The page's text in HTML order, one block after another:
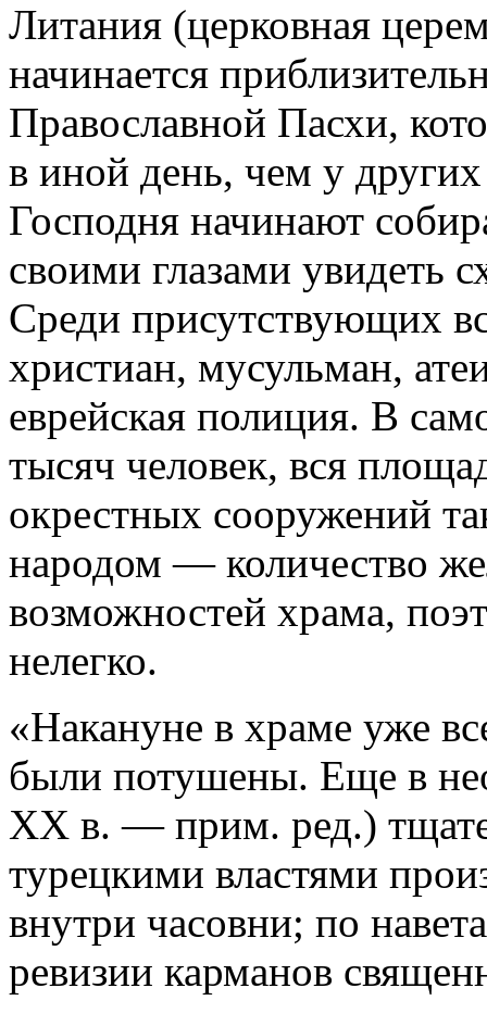
Литания (церковная
начинается
Православной Пасхи,
в иной день, чем у
Господня начинают
своими глазами увидеть
Среди присутствующих
христиан, мусульман,
еврейская полиция. В
тысяч человек, вся
окрестных сооружений
народом — количество
возможностей храма,
нелегко.
«Накануне в храме уже
были потушены. Еще в
XX в. — прим. ред.)
турецкими властями
внутри часовни; по
ревизии карманов